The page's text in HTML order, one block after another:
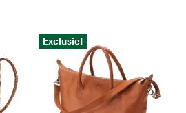
Exclusief